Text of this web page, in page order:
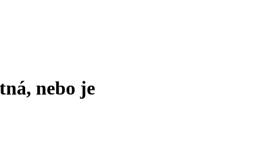
nebo je